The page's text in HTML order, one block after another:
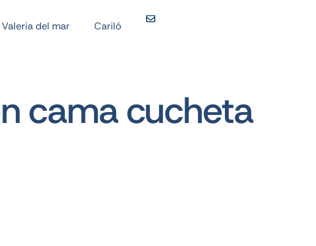
Valeria del mar Cariló
cama cucheta